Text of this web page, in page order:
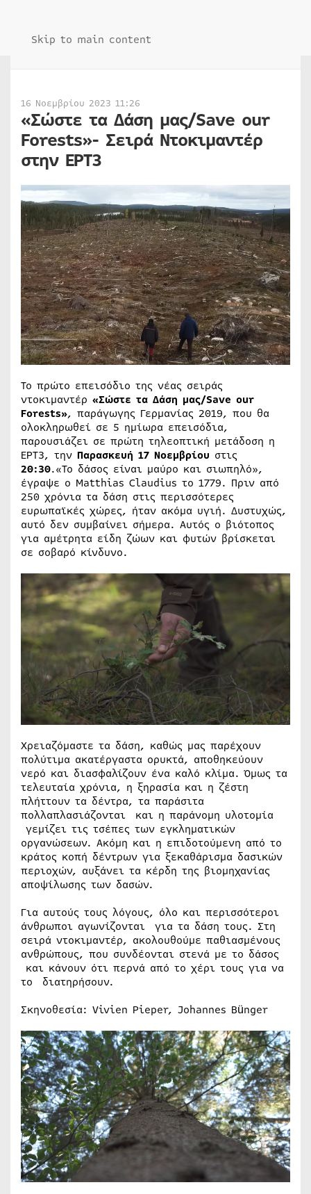
Skip to main content
16 Νοεμβρίου 2023 11:26
«Σώστε τα Δάση μας/Save our
Forests»- Σειρά Ντοκιμαντέρ
στην ΕΡΤ3
Το πρώτο επεισόδιο της νέας σειράς
ντοκιμαντέρ «Σώστε τα Δάση μας/Save our
Forests», παράγωγης Γερμανίας 2019, που θα
ολοκληρωθεί σε 5 ημίωρα επεισόδια,
παρουσιάζει σε πρώτη τηλεοπτική μετάδοση η
ΕΡΤ3, την Παρασκευή 17 Νοεμβρίου στις
20:30.«Το δάσος είναι μαύρο και σιωπηλό»,
έγραψε ο Matthias Claudius το 1779. Πριν από
250 χρόνια τα δάση στις περισσότερες
ευρωπαϊκές χώρες, ήταν ακόμα υγιή. Δυστυχώς,
αυτό δεν συμβαίνει σήμερα. Αυτός ο βιότοπος
για αμέτρητα είδη ζώων και φυτών βρίσκεται
σε σοβαρό κίνδυνο.
Χρειαζόμαστε τα δάση, καθώς μας παρέχουν
πολύτιμα ακατέργαστα ορυκτά, αποθηκεύουν
νερό και διασφαλίζουν ένα καλό κλίμα. Όμως τα
τελευταία χρόνια, η ξηρασία και η ζέστη
πλήττουν τα δέντρα, τα παράσιτα
πολλαπλασιάζονται και η παράνομη υλοτομία
γεμίζει τις τσέπες των εγκληματικών
οργανώσεων. Ακόμη και η επιδοτούμενη από το
κράτος κοπή δέντρων για ξεκαθάρισμα δασικών
περιοχών, αυξάνει τα κέρδη της βιομηχανίας
αποψίλωσης των δασών.
Για αυτούς τους λόγους, όλο και περισσότεροι
άνθρωποι αγωνίζονται για τα δάση τους. Στη
σειρά ντοκιμαντέρ, ακολουθούμε παθιασμένους
ανθρώπους, που συνδέονται στενά με το δάσος
και κάνουν ότι περνά από το χέρι τους για να
το διατηρήσουν.
Σκηνοθεσία: Vivien Pieper, Johannes Bünger